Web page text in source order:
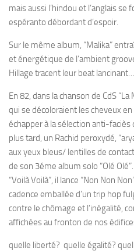
mais aussi l’hindou et l’anglais se
espéranto débordant d’espoir.
Sur le même album, “Malika”
et énergétique de l’ambient
Hillage tracent leur beat
En 82, dans la chanson de CdS
qui se décoloraient les cheveux
échapper à la sélection anti-
plus tard, un Rachid peroxydé,
aux yeux bleus/ lentilles de
de son 3éme album solo “Olé
“Voilà Voilà”, il lance “Non Non
cadence emballée d’un trip hop
contre le chômage et l’inégalité,
affichées au fronton de nos
quelle liberté? quelle égalité?